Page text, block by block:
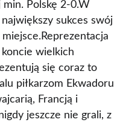
Polskę 2-0.W
sukces swój
wielkich
się coraz to
piłkarzom Ekwadoru
Francją i
jeszcze nie grali, z